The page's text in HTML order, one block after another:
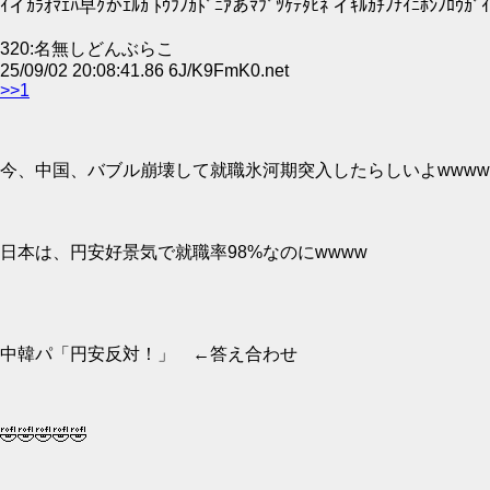
ｲイｶﾗｵﾏｴﾊ早ｸかｴﾙｶ ﾄｳﾌﾉｶﾄﾞﾆｱあﾏﾌﾞﾂｹﾃﾀﾋﾈ イｷﾙｶﾁﾉﾅｲﾆﾎﾝﾉﾛｳｶﾞ
320:名無しどんぶらこ
25/09/02 20:08:41.86 6J/K9FmK0.net
>>1
今、中国、バブル崩壊して就職氷河期突入したらしいよwwww
日本は、円安好景気で就職率98%なのにwwww
中韓パ「円安反対！」 ←答え合わせ
🤣🤣🤣🤣🤣